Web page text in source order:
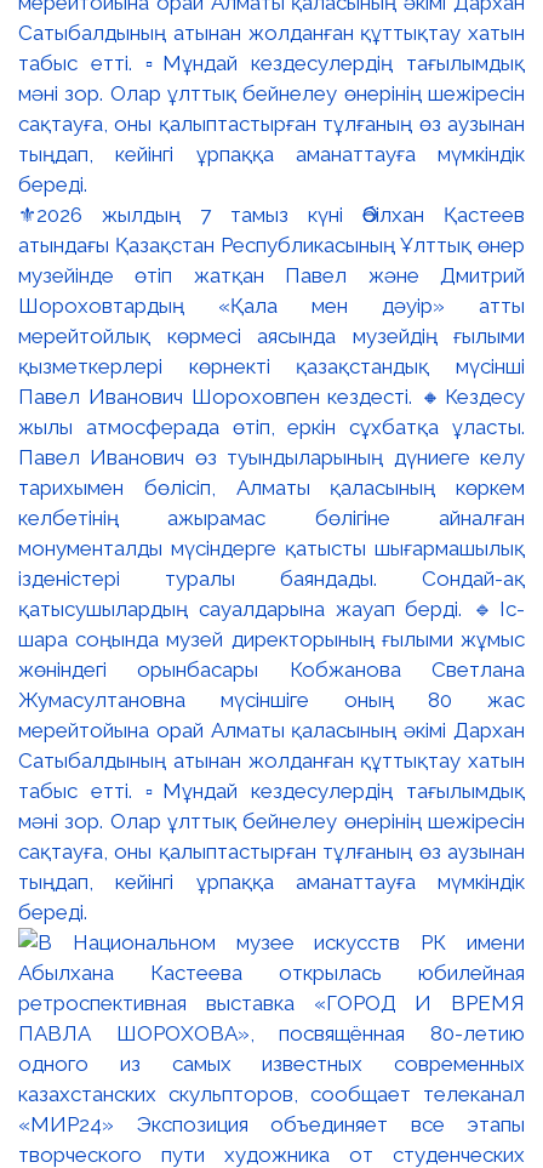
⚜️2026 жылдың 7 тамыз күні Әбілхан Қастеев
атындағы Қазақстан Республикасының Ұлттық өнер
музейінде өтіп жатқан Павел және Дмитрий
Шороховтардың «Қала мен дәуір» атты
мерейтойлық көрмесі аясында музейдің ғылыми
қызметкерлері көрнекті қазақстандық мүсінші
Павел Иванович Шороховпен кездесті. 🔸Кездесу
жылы атмосферада өтіп, еркін сұхбатқа ұласты.
Павел Иванович өз туындыларының дүниеге келу
тарихымен бөлісіп, Алматы қаласының көркем
келбетінің ажырамас бөлігіне айналған
монументалды мүсіндерге қатысты шығармашылық
ізденістері туралы баяндады. Сондай-ақ
қатысушылардың сауалдарына жауап берді. 🔹Іс-
шара соңында музей директорының ғылыми жұмыс
жөніндегі орынбасары Кобжанова Светлана
Жумасултановна мүсіншіге оның 80 жас
мерейтойына орай Алматы қаласының әкімі Дархан
Сатыбалдының атынан жолданған құттықтау хатын
табыс етті. ▫️Мұндай кездесулердің тағылымдық
мәні зор. Олар ұлттық бейнелеу өнерінің шежіресін
сақтауға, оны қалыптастырған тұлғаның өз аузынан
тыңдап, кейінгі ұрпаққа аманаттауға мүмкіндік
береді.